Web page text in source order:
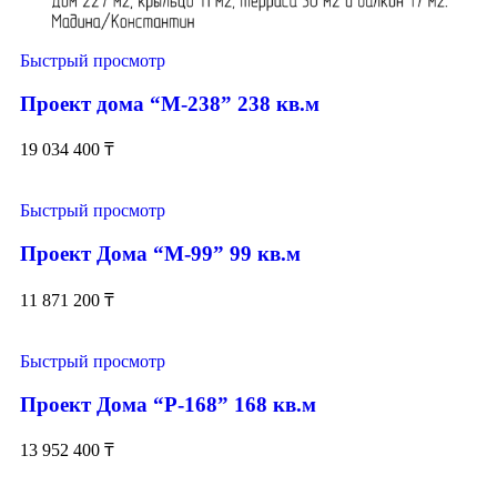
Быстрый просмотр
Проект дома “М-238” 238 кв.м
19 034 400 ₸
Быстрый просмотр
Проект Дома “М-99” 99 кв.м
11 871 200 ₸
Быстрый просмотр
Проект Дома “Р-168” 168 кв.м
13 952 400 ₸